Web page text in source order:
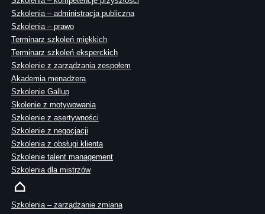
Szkolenia – administracja publiczna
Szkolenia – prawo
Terminarz szkoleń miękkich
Terminarz szkoleń eksperckich
Szkolenie z zarządzania zespołem
Akademia menadżera
Szkolenie Gallup
Skolenie z motywowania
Szkolenie z asertywności
Szkolenie z negocjacji
Szkolenia z obsługi klienta
Szkolenie talent management
Szkolenia dla mistrzów
Szkolenia – zarządzanie zmianą